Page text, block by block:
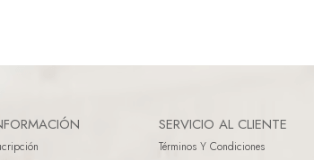
SERVICIO AL CLIENTE
Términos Y Condiciones